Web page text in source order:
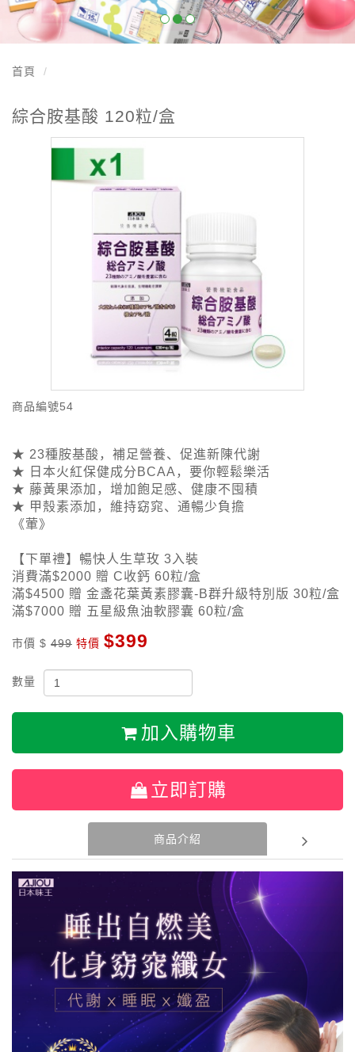
首頁
綜合胺基酸 120粒/盒
商品編號54
★ 23種胺基酸，補足營養、促進新陳代謝
★ 日本火紅保健成分BCAA，要你輕鬆樂活
★ 藤黃果添加，增加飽足感、健康不囤積
★ 甲殼素添加，維持窈窕、通暢少負擔
《葷》
【下單禮】暢快人生草玫 3入裝
消費滿$2000 贈 C收鈣 60粒/盒
滿$4500 贈 金盞花葉黃素膠囊-B群升級特別版 30粒/盒
滿$7000 贈 五星級魚油軟膠囊 60粒/盒
市價 $ 499 特價 $399
數量
加入購物車
立即訂購
商品介紹